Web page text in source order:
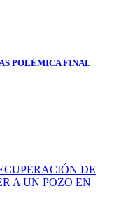
POLÉMICA FINAL